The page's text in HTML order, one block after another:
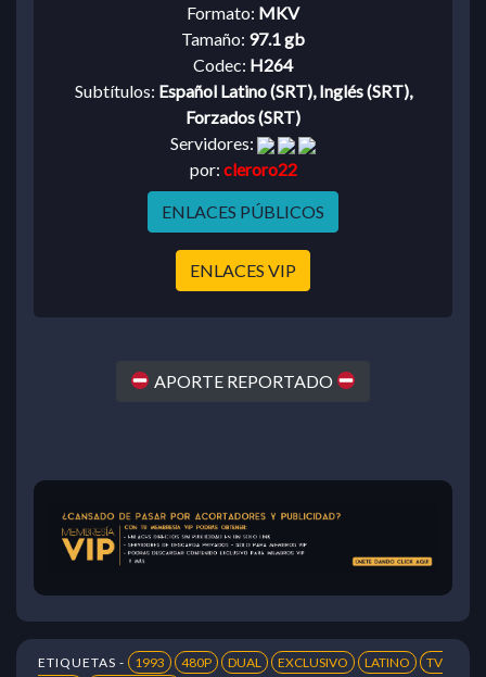
Formato: MKV
Tamaño: 97.1 gb
Codec: H264
Subtítulos: Español Latino (SRT), Inglés (SRT),
Forzados (SRT)
Servidores:
por: cleroro22
ENLACES PÚBLICOS
ENLACES VIP
APORTE REPORTADO
ETIQUETAS - 1993 480P DUAL EXCLUSIVO LATINO TV